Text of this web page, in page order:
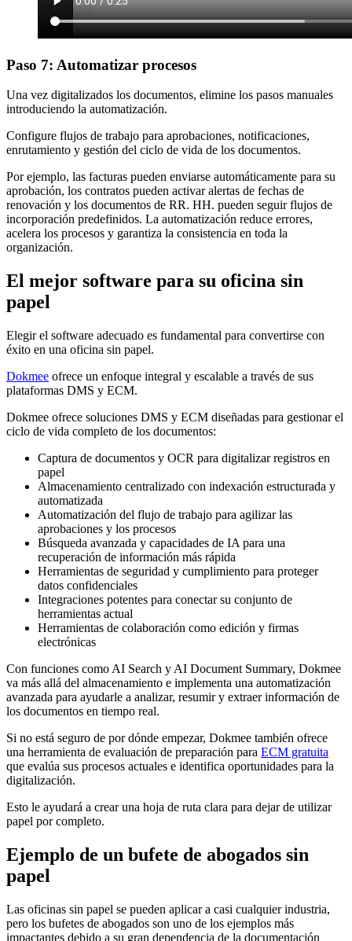
Paso 7: Automatizar procesos
Una vez digitalizados los documentos, elimine los pasos manuales
introduciendo la automatización.
Configure flujos de trabajo para aprobaciones, notificaciones,
enrutamiento y gestión del ciclo de vida de los documentos.
Por ejemplo, las facturas pueden enviarse automáticamente para su
aprobación, los contratos pueden activar alertas de fechas de
renovación y los documentos de RR. HH. pueden seguir flujos de
incorporación predefinidos. La automatización reduce errores,
acelera los procesos y garantiza la consistencia en toda la
organización.
El mejor software para su oficina sin
papel
Elegir el software adecuado es fundamental para convertirse con
éxito en una oficina sin papel.
Dokmee ofrece un enfoque integral y escalable a través de sus
plataformas DMS y ECM.
Dokmee ofrece soluciones DMS y ECM diseñadas para gestionar el
ciclo de vida completo de los documentos:
Captura de documentos y OCR para digitalizar registros en
papel
Almacenamiento centralizado con indexación estructurada y
automatizada
Automatización del flujo de trabajo para agilizar las
aprobaciones y los procesos
Búsqueda avanzada y capacidades de IA para una
recuperación de información más rápida
Herramientas de seguridad y cumplimiento para proteger
datos confidenciales
Integraciones potentes para conectar su conjunto de
herramientas actual
Herramientas de colaboración como edición y firmas
electrónicas
Con funciones como AI Search y AI Document Summary, Dokmee
va más allá del almacenamiento e implementa una automatización
avanzada para ayudarle a analizar, resumir y extraer información de
los documentos en tiempo real.
Si no está seguro de por dónde empezar, Dokmee también ofrece
una herramienta de evaluación de preparación para ECM gratuita
que evalúa sus procesos actuales e identifica oportunidades para la
digitalización.
Esto le ayudará a crear una hoja de ruta clara para dejar de utilizar
papel por completo.
Ejemplo de un bufete de abogados sin
papel
Las oficinas sin papel se pueden aplicar a casi cualquier industria,
pero los bufetes de abogados son uno de los ejemplos más
impactantes debido a su gran dependencia de la documentación